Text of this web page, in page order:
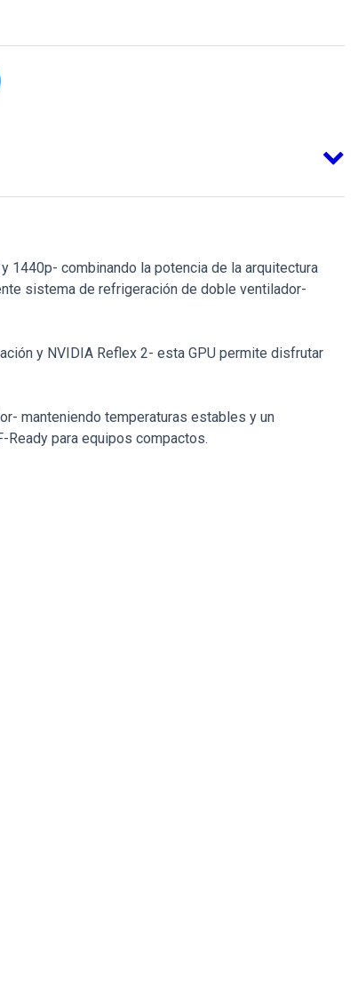
1440p- combinando la potencia de la arquitectura
sistema de refrigeración de doble ventilador-
y NVIDIA Reflex 2- esta GPU permite disfrutar
manteniendo temperaturas estables y un
para equipos compactos.